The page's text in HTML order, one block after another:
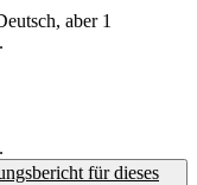
aber 1
für dieses